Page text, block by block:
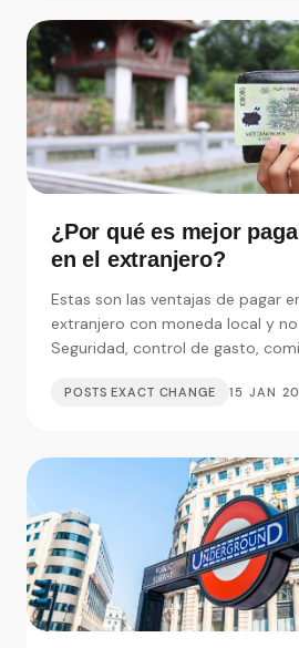
¿Por qué es mejor
en el extranjero?
Estas son las ventajas de pagar
extranjero con moneda local y
Seguridad, control de gasto,
POSTS EXACT CHANGE 15 JAN